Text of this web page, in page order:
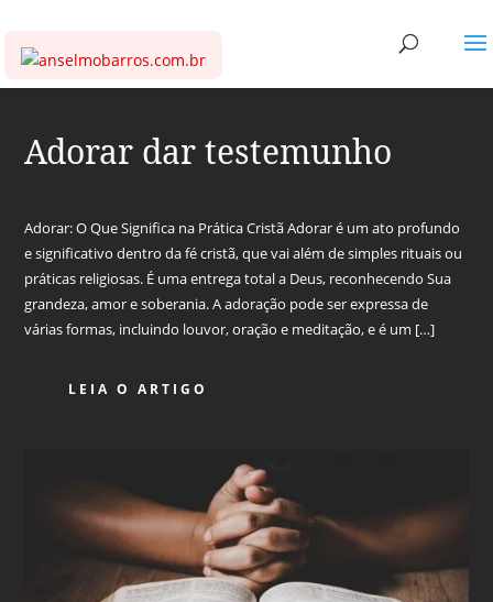
Adorar dar testemunho
Adorar: O Que Significa na Prática Cristã Adorar é um ato profundo
e significativo dentro da fé cristã, que vai além de simples rituais ou
práticas religiosas. É uma entrega total a Deus, reconhecendo Sua
grandeza, amor e soberania. A adoração pode ser expressa de
várias formas, incluindo louvor, oração e meditação, e é um […]
LEIA O ARTIGO